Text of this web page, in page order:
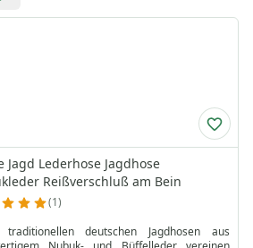
Jagd Lederhose Jagdhose
Reißverschluß am Bein
1
traditionellen deutschen Jagdhosen aus